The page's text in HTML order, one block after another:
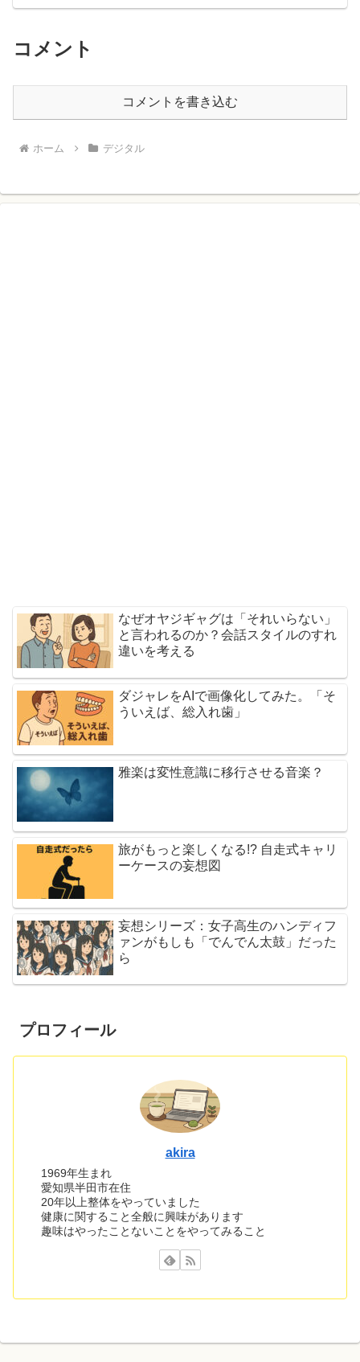
コメント
コメントを書き込む
ホーム デジタル
なぜオヤジギャグは「それいらない」
と言われるのか？会話スタイルのすれ
違いを考える
ダジャレをAIで画像化してみた。「そ
ういえば、総入れ歯」
雅楽は変性意識に移行させる音楽？
旅がもっと楽しくなる!? 自走式キャリ
ーケースの妄想図
妄想シリーズ：女子高生のハンディフ
ァンがもしも「でんでん太鼓」だった
ら
プロフィール
akira
1969年生まれ
愛知県半田市在住
20年以上整体をやっていました
健康に関すること全般に興味があります
趣味はやったことないことをやってみること